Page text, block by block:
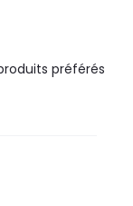
préférés